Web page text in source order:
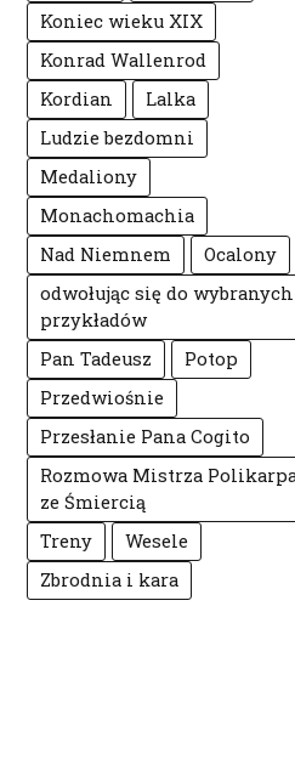
Koniec wieku XIX
Konrad Wallenrod
Kordian
Lalka
Ludzie bezdomni
Medaliony
Monachomachia
Nad Niemnem
Ocalony
odwołując się do wybranych
przykładów
Pan Tadeusz
Potop
Przedwiośnie
Przesłanie Pana Cogito
Rozmowa Mistrza
ze Śmiercią
Treny
Wesele
Zbrodnia i kara